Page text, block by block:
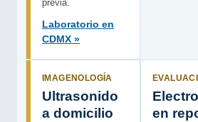
previa.
Laboratorio en
CDMX »
IMAGENOLOGÍA
Ultrasonido
a domicilio
en